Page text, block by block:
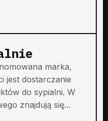
marka,
jest dostarczanie
do sypialni. W
znajdują się...